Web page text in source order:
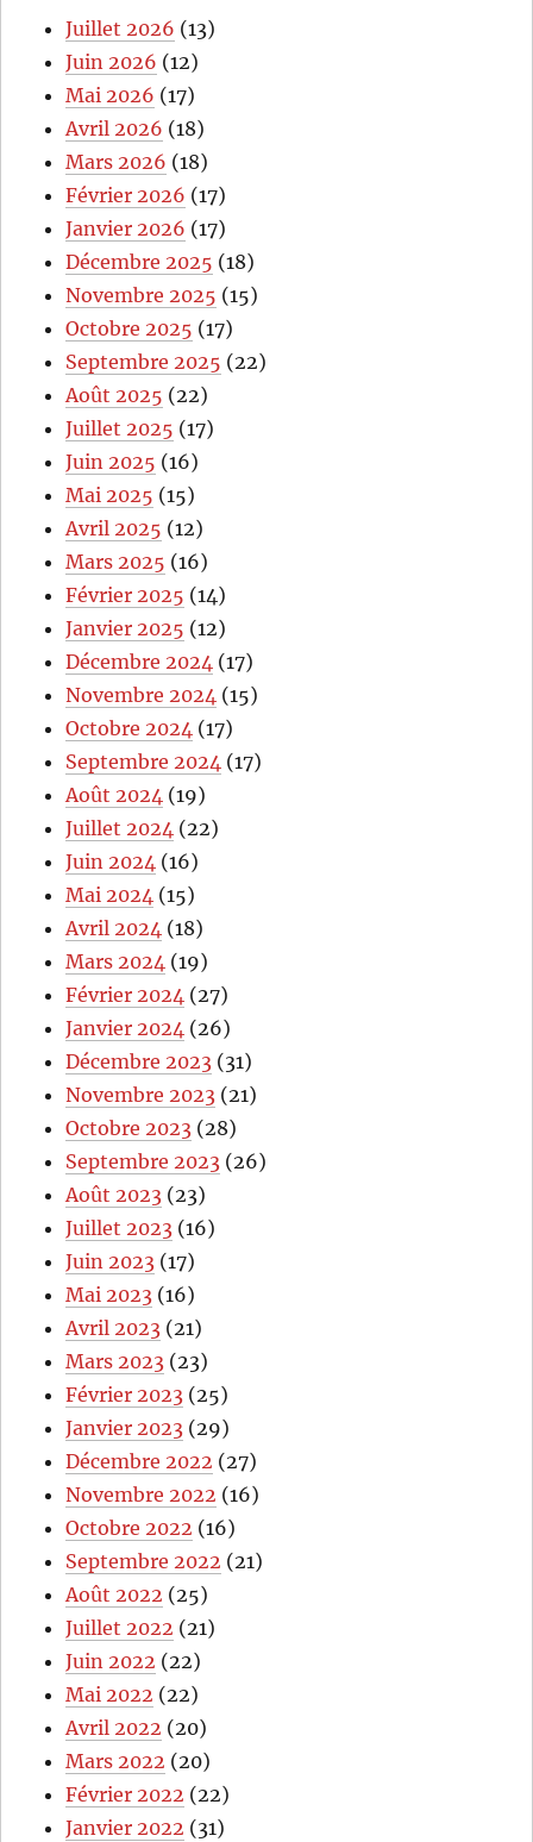
Juillet 2026 (13)
Juin 2026 (12)
Mai 2026 (17)
Avril 2026 (18)
Mars 2026 (18)
Février 2026 (17)
Janvier 2026 (17)
Décembre 2025 (18)
Novembre 2025 (15)
Octobre 2025 (17)
Septembre 2025 (22)
Août 2025 (22)
Juillet 2025 (17)
Juin 2025 (16)
Mai 2025 (15)
Avril 2025 (12)
Mars 2025 (16)
Février 2025 (14)
Janvier 2025 (12)
Décembre 2024 (17)
Novembre 2024 (15)
Octobre 2024 (17)
Septembre 2024 (17)
Août 2024 (19)
Juillet 2024 (22)
Juin 2024 (16)
Mai 2024 (15)
Avril 2024 (18)
Mars 2024 (19)
Février 2024 (27)
Janvier 2024 (26)
Décembre 2023 (31)
Novembre 2023 (21)
Octobre 2023 (28)
Septembre 2023 (26)
Août 2023 (23)
Juillet 2023 (16)
Juin 2023 (17)
Mai 2023 (16)
Avril 2023 (21)
Mars 2023 (23)
Février 2023 (25)
Janvier 2023 (29)
Décembre 2022 (27)
Novembre 2022 (16)
Octobre 2022 (16)
Septembre 2022 (21)
Août 2022 (25)
Juillet 2022 (21)
Juin 2022 (22)
Mai 2022 (22)
Avril 2022 (20)
Mars 2022 (20)
Février 2022 (22)
Janvier 2022 (31)